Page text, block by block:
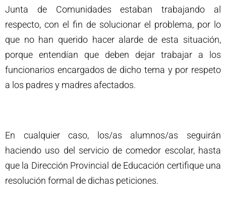
Junta de Comunidades estaban trabajando al
respecto, con el fin de solucionar el problema, por lo
que no han querido hacer alarde de esta situación,
porque entendían que deben dejar trabajar a los
funcionarios encargados de dicho tema y por respeto
a los padres y madres afectados.
En cualquier caso, los/as alumnos/as seguirán
haciendo uso del servicio de comedor escolar, hasta
que la Dirección Provincial de Educación certifique una
resolución formal de dichas peticiones.